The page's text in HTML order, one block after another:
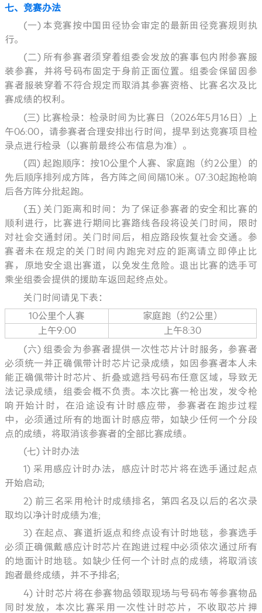
七、竞赛办法
(一) 本竞赛按中国田径协会审定的最新田径竞赛规则执
行。
(二) 所有参赛者须穿着组委会发放的赛事包内附参赛服
装参赛，并将号码布固定于身前正面位置。组委会保留因参
赛者服装穿着不符合规定而取消其参赛资格、比赛名次及比
赛成绩的权利。
(三) 比赛检录：检录时间为比赛日（2026年5月16日）上
午06:00，请参赛者合理安排出行时间，提早到达竞赛项目检
录点进行检录（以赛前最终公布信息为准）。
(四) 起跑顺序：按10公里个人赛、家庭跑（约2公里）的
先后顺序排列成方阵，各方阵之间间隔10米。07:30起跑枪响
后各方阵分批起跑。
(五) 关门距离和时间：为了保证参赛者的安全和比赛的
顺利进行，比赛进行期间比赛路线各段将设关门时间，限时
对社会交通封闭。关门时间后，相应路段恢复社会交通。参
赛者未在规定的关门时间内跑完对应的距离请立即停止比
赛，原地安全退出赛道，以免发生危险。退出比赛的选手可
乘坐组委会提供的援助车返回起终点处。
关门时间请见下表：
10公里个人赛
家庭跑（约2公里）
上午9:00
上午8:30
(六) 组委会为参赛者提供一次性芯片计时服务，参赛者
必须统一并正确佩带计时芯片记录成绩，如因参赛者本人未
能正确佩带计时芯片、折叠或遮挡号码布任意区域，导致无
法记录成绩，组委会概不负责。本次比赛一枪出发，发令枪
响开始计时，在沿途设有计时感应带，参赛者在跑步过程
中，必须通过所有的地面计时感应带，如缺少任何一个分段
点的成绩，将取消该参赛者的全部比赛成绩。
(七) 计时办法
1) 采用感应计时办法，感应计时芯片将在选手通过起点
开始启动;
2) 前三名采用枪计时成绩排名，第四名及以后的名次录
取均以净计时成绩为准;
3) 在起点、赛道折返点和终点设有计时地毯，参赛选手
必须正确佩戴感应计时芯片在跑进过程中必须依次通过所有
的地面计时地毯。如缺少任何一个计时点的成绩，将取消该
跑者最终成绩，并不予排名;
4) 计时芯片将在参赛物品领取现场与号码布等参赛物品
同时发放，本次比赛采用一次性计时芯片，不收取芯片押